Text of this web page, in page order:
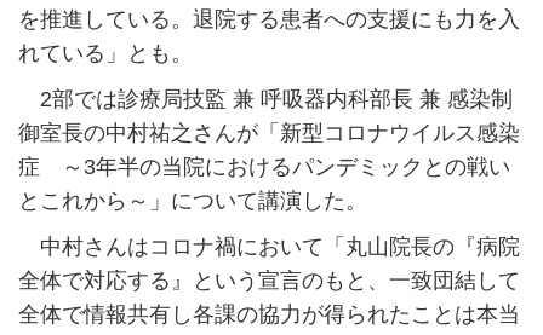
を推進している。退院する患者への支援にも力を入
れている」とも。
2部では診療局技監 兼 呼吸器内科部長 兼 感染制
御室長の中村祐之さんが「新型コロナウイルス感染
症 ～3年半の当院におけるパンデミックとの戦い
とこれから～」について講演した。
中村さんはコロナ禍において「丸山院長の『病院
全体で対応する』という宣言のもと、一致団結して
全体で情報共有し各課の協力が得られたことは本当